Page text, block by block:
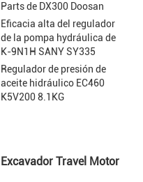
Parts de DX300 Doosan
Eficacia alta del regulador
de la pompa hydráulica de
K-9N1H SANY SY335
Regulador de presión de
aceite hidráulico EC460
K5V200 8.1KG
Excavador Travel Motor